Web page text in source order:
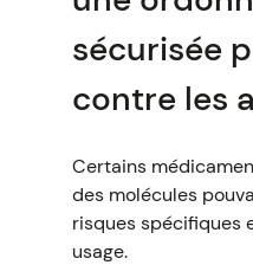
sécurisée
contre les
Certains
des molécules
risques spécifiques
usage.